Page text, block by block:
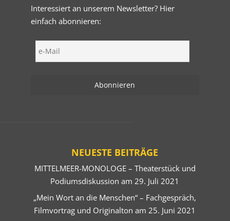
Interessiert an unserem Newsletter? Hier
einfach abonnieren:
NEUESTE BEITRÄGE
MITTELMEER-MONOLOGE – Theaterstück und
Podiumsdiskussion am 29. Juli 2021
„Mein Wort an die Menschen“ – Fachgespräch,
Filmvortrag und Originalton am 25. Juni 2021